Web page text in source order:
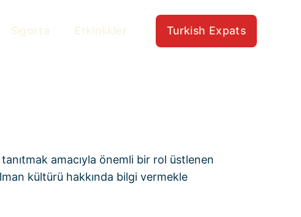
Sigorta Etkinlikler Turkish Expats
amacıyla önemli bir rol üstlenen
kültürü hakkında bilgi vermekle